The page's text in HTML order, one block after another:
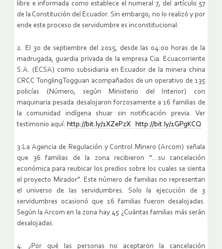
libre e informada como establece el numeral 7, del artículo 57
de la Constitución del Ecuador. Sin embargo, no lo realizó y por
ende este proceso de servidumbre es inconstitucional.
2. El 30 de septiembre del 2015, desde las 04:00 horas de la
madrugada, guardia privada de la empresa Cia. Ecuacorriente
S.A. (ECSA) como subsidiaria en Ecuador de la minera china
CRCC TonglingTogguan acompañados de un operativo de 135
policías (Número, según Ministerio del Interior) con
maquinaria pesada desalojaron forzosamente a 16 familias de
la comunidad indígena shuar sin notificación previa. Ver
testimonio aquí: http://bit.ly/1XZePzX http://bit.ly/1GPgKCQ
3.La Agencia de Regulación y Control Minero (Arcom) señala
que 36 familias de la zona recibieron “…su cancelación
económica para reubicar los predios sobre los cuales se sienta
el proyecto Mirador”. Este número de familias no representan
el universo de las servidumbres. Solo la ejecución de 3
servidumbres ocasionó que 16 familias fueron desalojadas.
Según la Arcom en la zona hay 45 ¿Cuántas familias más serán
desalojadas.
4. ¿Por qué las personas no aceptaron la cancelación